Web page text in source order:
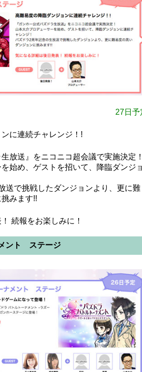
27日予
に連続チャレンジ！!
放送』をニコニコ超会議で実施決定
始め、ゲストを招いて、降臨ダンジ
送で挑戦したダンジョンより、更に難
みます!!
続報をお楽しみに！
ント ステージ